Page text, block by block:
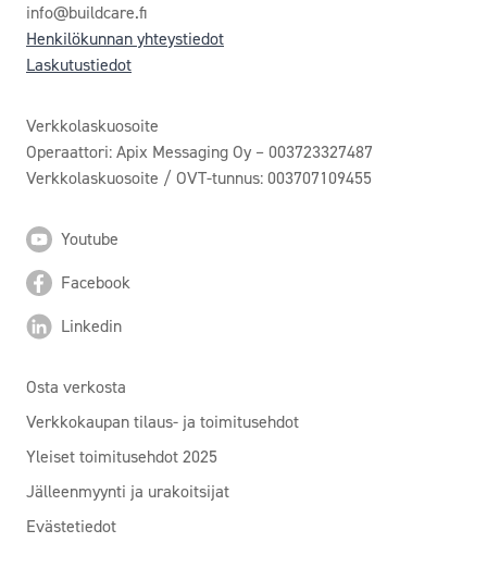
info@buildcare.fi
Henkilökunnan yhteystiedot
Laskutustiedot
Verkkolaskuosoite
Operaattori: Apix Messaging Oy – 003723327487
Verkkolaskuosoite / OVT-tunnus: 003707109455
Youtube
Facebook
Linkedin
Osta verkosta
Verkkokaupan tilaus- ja toimitusehdot
Yleiset toimitusehdot 2025
Jälleenmyynti ja urakoitsijat
Evästetiedot